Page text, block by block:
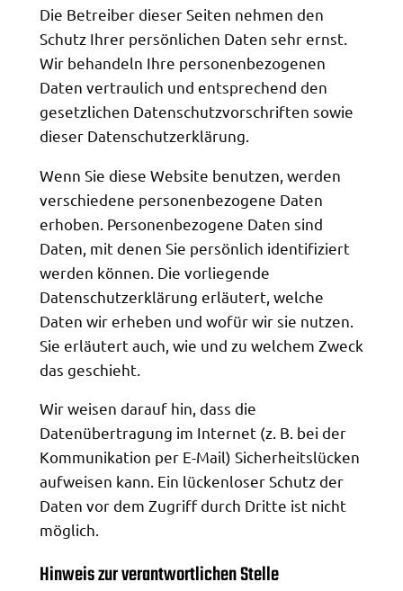
Die Betreiber dieser Seiten nehmen den
Schutz Ihrer persönlichen Daten sehr ernst.
Wir behandeln Ihre personenbezogenen
Daten vertraulich und entsprechend den
gesetzlichen Datenschutzvorschriften sowie
dieser Datenschutzerklärung.
Wenn Sie diese Website benutzen, werden
verschiedene personenbezogene Daten
erhoben. Personenbezogene Daten sind
Daten, mit denen Sie persönlich identifiziert
werden können. Die vorliegende
Datenschutzerklärung erläutert, welche
Daten wir erheben und wofür wir sie nutzen.
Sie erläutert auch, wie und zu welchem Zweck
das geschieht.
Wir weisen darauf hin, dass die
Datenübertragung im Internet (z. B. bei der
Kommunikation per E-Mail) Sicherheitslücken
aufweisen kann. Ein lückenloser Schutz der
Daten vor dem Zugriff durch Dritte ist nicht
möglich.
Hinweis zur verantwortlichen Stelle